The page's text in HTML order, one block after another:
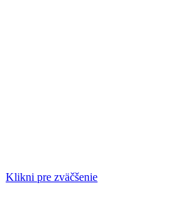
Klikni pre zväčšenie